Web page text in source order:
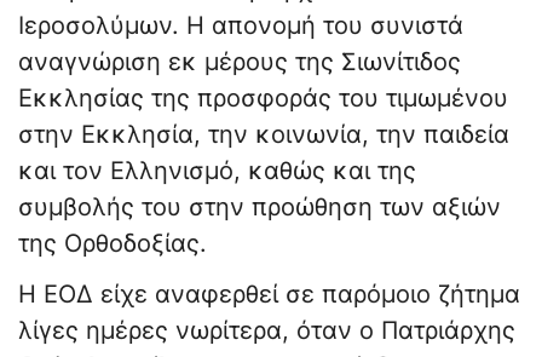
Ιεροσολύμων. Η απονομή του συνιστά
αναγνώριση εκ μέρους της Σιωνίτιδος
Εκκλησίας της προσφοράς του τιμωμένου
στην Εκκλησία, την κοινωνία, την παιδεία
και τον Ελληνισμό, καθώς και της
συμβολής του στην προώθηση των αξιών
της Ορθοδοξίας.
Η ΕΟΔ είχε αναφερθεί σε παρόμοιο ζήτημα
λίγες ημέρες νωρίτερα, όταν ο Πατριάρχης